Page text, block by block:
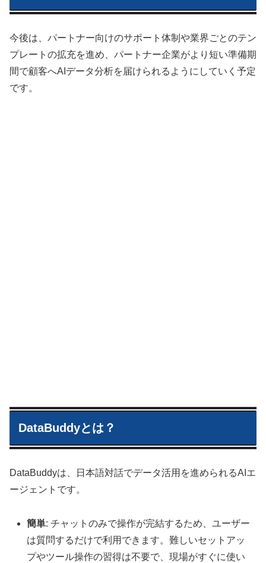
今後は、パートナー向けのサポート体制や業界ごとのテン
プレートの拡充を進め、パートナー企業がより短い準備期
間で顧客へAIデータ分析を届けられるようにしていく予定
です。
DataBuddyとは？
DataBuddyは、日本語対話でデータ活用を進められるAIエ
ージェントです。
簡単: チャットのみで操作が完結するため、ユーザー
は質問するだけで利用できます。難しいセットアッ
プやツール操作の習得は不要で、現場がすぐに使い